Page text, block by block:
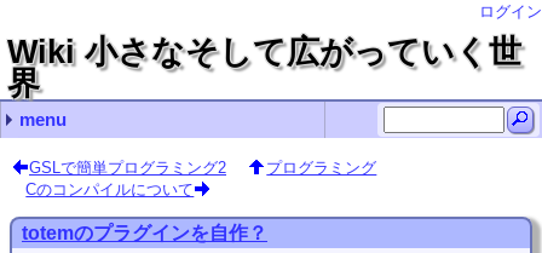
ログイン
Wiki 小さなそして広がっていく世
界
menu
最近の記事
.vimrcの記述例
画面の分割やタブの操作
nohupの使い方
exiftool（CLI付Perlライブラリ）の存在とインストール，
LaTeXで空白記号を出力する
最近のコメント
Debianサーバ構築編 name
bcで指数表示 Hirayama Hirosugu
bcで指数表示 ゴミ情報
usermod ken2kent
adiaryでTeXを使う Hirayama Hirosugu
コンテンツ
Debianに関すること
常用するようなコマンド？
Linuxの各種圧縮・展開コマンド
履歴検索いろいろ 端末でCtrl＋rとたたいた後に
nohupの使い方
管理コマンド
usermod
rsync
analog
crontab
sysv-rc-conf
find
ハードディスクの温度をDebian上で確認する（
cpufreqによるクロック周波数制御
時間制御 cronとat
シェルスクリプト
画像変換
lameでフォルダ内のwavファイルを一括変換する
Wake-on-LANの使い方
manページをPDFファイルに変換するには？
仮想端末を一時的にロックする
Debianのホームディレクトリの名前を日本語から英語に
rootにsuするとファイル名や設定ファイル内の日本語が
.bashrc編集（historyコマンドの保存行数増加とlsコマン
Debianサーバ構築編
adiary
adiaryの導入
adiaryでTeXを使う
adiaryで記事を検索する
画像・各種ファイルのUP
adiaryの画像アップロードについての設定等
Debianのインストール
sshの導入と使い方
apacheのディレクトリ一覧の文字コード指定
Debianデスクトップ構築編
Nautilusの設定
Debian LennyでUSB Audioをデフォルトにする
Debian Lennyでの動画編集
Avidemuxのメモ
Debian LennyでSE-200PCIをデフォルトにする
FirefoxをLennyにインストールする
Debianに自分でインストールしたFirefoxを更新する
プログラミング
GSLの使い方
GSLで簡単プログラミング１
GSLで簡単プログラミング2
totemのプラグインを自作？
Cのコンパイルについて
Borland C++ Compiler 5.5のインストールについて
GlibのWindowsにおけるインストールと…
クロスプラットフォーム
vim置換で改行を使う
文字数カウント
vimの簡単な使い方
vimの設定
vimのキーボードマクロ
置換で使用する正規表現の例
vimで確認しながら置換操作する
ある文字列を囲んでいる記号を別の記号に置換する
Gvimで印刷する
指定した間隔で行頭へ文字列を挿入する
ちょっと前にddで消した行を呼び出す
vimでsyntaxを追加する
vimで折畳みを使う
vimでdiffを使う
vimで行頭に一括で記号を挿入・削除
Windows版GvimでPowerShellを呼び出す．
画面の分割やタブの操作
.vimrcの記述例
GIMP
TeXdvioutのEPS表示設定
dvipdfmx(Debian)のエラー解決
TeX環境の構築
TeXの索引の書式を変更する
hyperrefは読み込ませる順番に気をつけましょう
図のcaptionを再定義する
fancyhdrでヘッダの書式指定
table環境やarray環境で行間を変更する
TeXで図をコード記述位置に強制的に出力する
dviout abort automatic font generation
TeX(LaTeX)のfigure環境で，dpiを考慮した画像幅をポ
scilab
簡単な使い方
数式をラベルに挿入
inkscape
inkscapeで数式
textextの代替
gnuplotのsvg出力でフォントを設定し，inkscapeで編
mplayer
mplayerのプレイリスト
gnuplot
gnuplotを使ってみる（実用編）
bcで指数表示
各種変換
flvファイルから音声抽出
文字コードの変換（nkfを利用して）
mp4ファイルから音声抽出
jpgをepsに変換する
ファイル名の文字コードを変更する convmv
BonTsDemuxをLinux（Debian squeeze）で使う
PNGファイルとJPGファイルをPDFファイルへ変換．
Windows関連
Windows PowerShellでファイル名を一括変更する（
回復パーティションの拡張操作（Windows10 Pro 22H2）
GNU sed をWindowsで使う
robocopyでファイルサーバにバックアップ
花子
OSの再インストール編
Excelのマクロ
Windowsのコマンドプロンプトでファイル検索
キャラ絵でCPU使用率の確認
TvRockの設定（with PT2）
dirコマンドでファイル検索をする
PDFをEPSに一括変換する
MSYSに関するメモ
自転車関連
タグ（あまり機能していません）
Linux (11)
import (112)
TeX (2)
クロスプラットフォーム (2)
vim (3)
未分類 (92)
花子 (2)
(none) (14)
GSLで簡単プログラミング2
プログラミング
Cのコンパイルについて
totemのプラグインを自作？